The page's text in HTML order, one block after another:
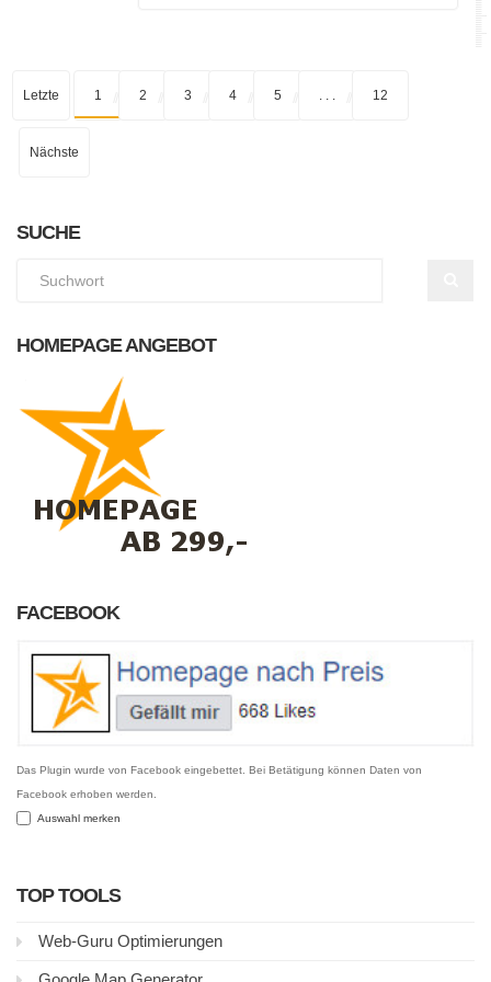
Letzte 1 2 3 4 5 12
Nächste
SUCHE
HOMEPAGE ANGEBOT
FACEBOOK
Das Plugin wurde von Facebook eingebettet. Bei Betätigung können Daten von
Facebook erhoben werden.
Auswahl merken
TOP TOOLS
Web-Guru Optimierungen